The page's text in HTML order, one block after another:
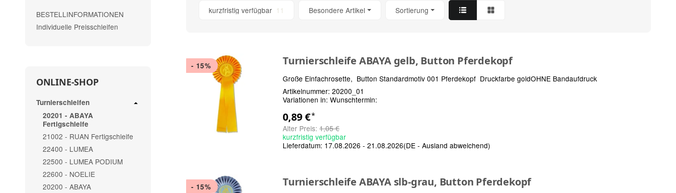
kurzfristig verfügbar 11 Artikel gefunden
Besondere Artikel Sortierung
- 15% Turnierschleife ABAYA gelb, Button Pferdekopf
Große Einfachrosette, Button Standardmotiv 001 Pferdekopf Druckfarbe goldOHNE Bandaufdruck
Artikelnummer: 20200_01
Variationen in: Wunschtermin:
0,89 €*
Alter Preis: 1,05 €
kurzfristig verfügbar
Lieferdatum: 17.08.2026 - 21.08.2026(DE - Ausland abweichend)
- 15% Turnierschleife ABAYA slb-grau, Button Pferdekopf
BESTELLINFORMATIONEN
Individuelle Preisschleifen
ONLINE-SHOP
Turnierschleifen
20201 - ABAYA
Fertigschleife
21002 - RUAN Fertigschleife
22400 - LUMEA
22500 - LUMEA PODIUM
22600 - NOELIE
20200 - ABAYA